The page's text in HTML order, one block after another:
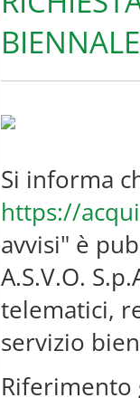
Si informa
https://
avvisi" è
A.S.V.O.
telematici,
servizio
Riferimento